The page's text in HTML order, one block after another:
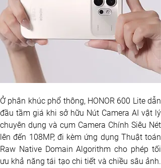
Ở phân khúc phổ thông, HONOR 600 Lite dẫn
đầu tầm giá khi sở hữu Nút Camera AI vật lý
chuyên dụng và cụm Camera Chính Siêu Nét
lên đến 108MP, đi kèm ứng dụng Thuật toán
Raw Native Domain Algorithm cho phép tối
ưu khả năng tái tạo chi tiết và chiều sâu ảnh.